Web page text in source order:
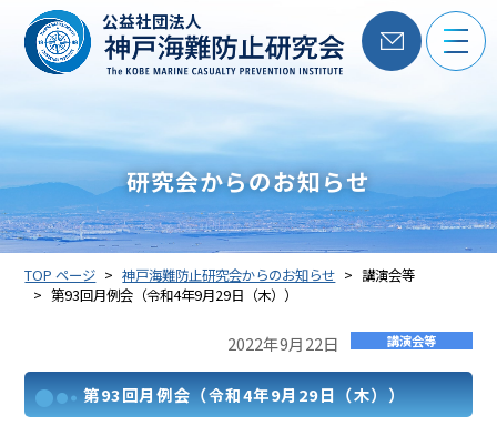
公益社団法人
研究会からのお知らせ
TOP ページ 神戸海難防止研究会からのお知らせ
講演会等
第93回月例会（令和4年9月29日（木））
2022年9月22日 講演会等
第93回月例会（令和4年9月29日（木））